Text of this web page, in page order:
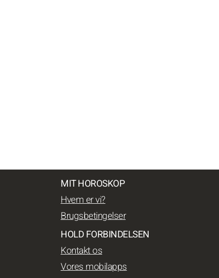
MIT HOROSKOP
Hvem er vi?
Brugsbetingelser
HOLD FORBINDELSEN
Kontakt os
Vores mobilapps